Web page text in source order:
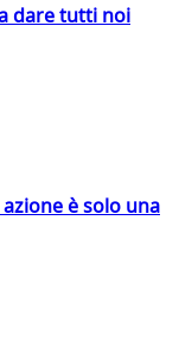
dare tutti noi
è solo una